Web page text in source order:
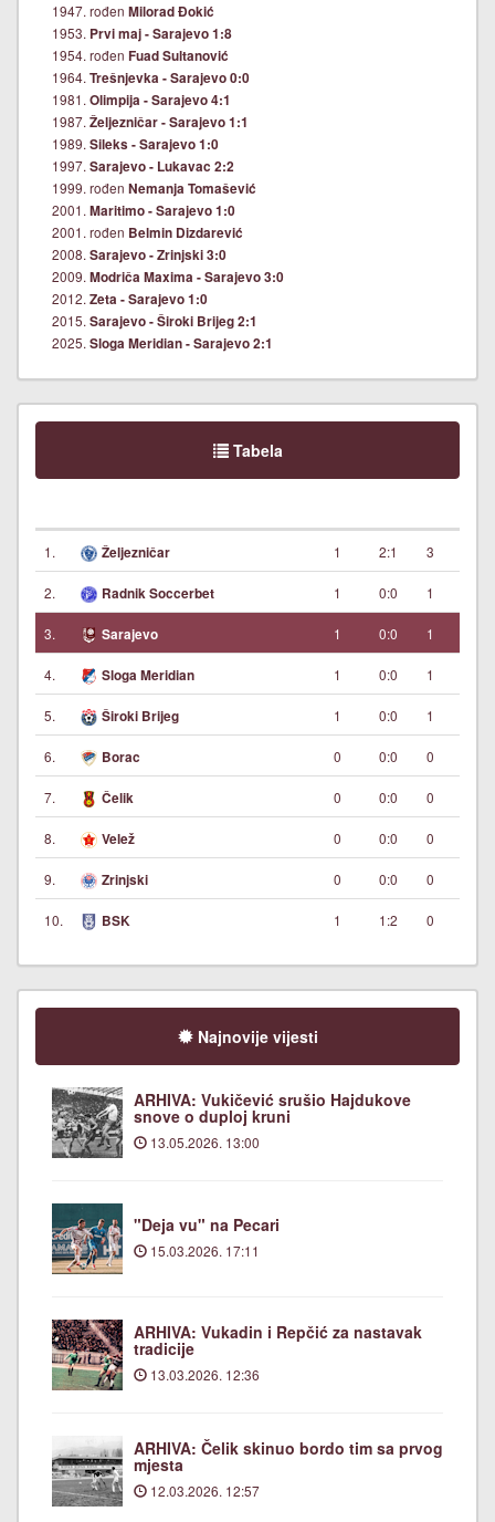
1947. rođen Milorad Đokić
1953. Prvi maj - Sarajevo 1:8
1954. rođen Fuad Sultanović
1964. Trešnjevka - Sarajevo 0:0
1981. Olimpija - Sarajevo 4:1
1987. Željezničar - Sarajevo 1:1
1989. Sileks - Sarajevo 1:0
1997. Sarajevo - Lukavac 2:2
1999. rođen Nemanja Tomašević
2001. Maritimo - Sarajevo 1:0
2001. rođen Belmin Dizdarević
2008. Sarajevo - Zrinjski 3:0
2009. Modriča Maxima - Sarajevo 3:0
2012. Zeta - Sarajevo 1:0
2015. Sarajevo - Široki Brijeg 2:1
2025. Sloga Meridian - Sarajevo 2:1
Tabela
1. Željezničar 1 2:1 3
2. Radnik Soccerbet 1 0:0 1
3. Sarajevo 1 0:0 1
4. Sloga Meridian 1 0:0 1
5. Široki Brijeg 1 0:0 1
6. Borac 0 0:0 0
7. Čelik 0 0:0 0
8. Velež 0 0:0 0
9. Zrinjski 0 0:0 0
10. BSK 1 1:2 0
Najnovije vijesti
ARHIVA: Vukičević srušio Hajdukove
snove o duploj kruni
13.05.2026. 13:00
"Deja vu" na Pecari
15.03.2026. 17:11
ARHIVA: Vukadin i Repčić za nastavak
tradicije
13.03.2026. 12:36
ARHIVA: Čelik skinuo bordo tim sa prvog
mjesta
12.03.2026. 12:57